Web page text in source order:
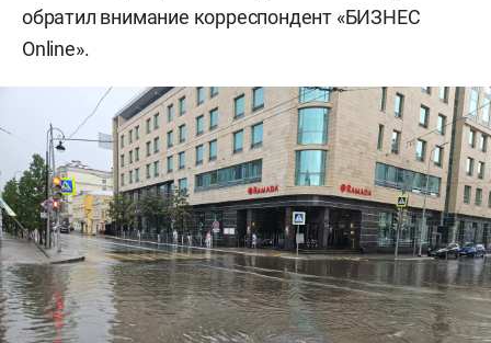
обратил внимание корреспондент «БИЗНЕС
Online».